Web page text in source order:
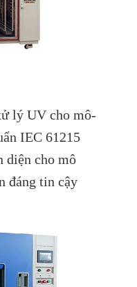
lý UV cho mô-
IEC 61215
diện cho mô
đáng tin cậy